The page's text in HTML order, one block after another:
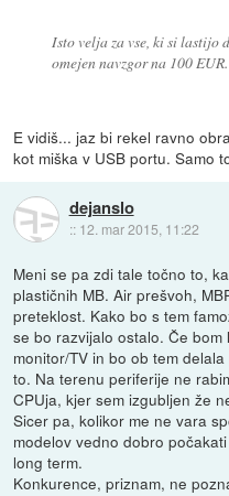
Isto velja za vse, ki si lastijo
omejen navzgor na 100
E vidiš... jaz bi rekel ravno
kot miška v USB portu. Samo
dejanslo
:: 12. mar 2015, 11:22
Meni se pa zdi tale točno to,
plastičnih MB. Air prešvoh,
preteklost. Kako bo s tem
se bo razvijalo ostalo. Če
monitor/TV in bo ob tem
to. Na terenu periferije ne
CPUja, kjer sem izgubljen že
Sicer pa, kolikor me ne vara
modelov vedno dobro
long term.
Konkurence, priznam, ne